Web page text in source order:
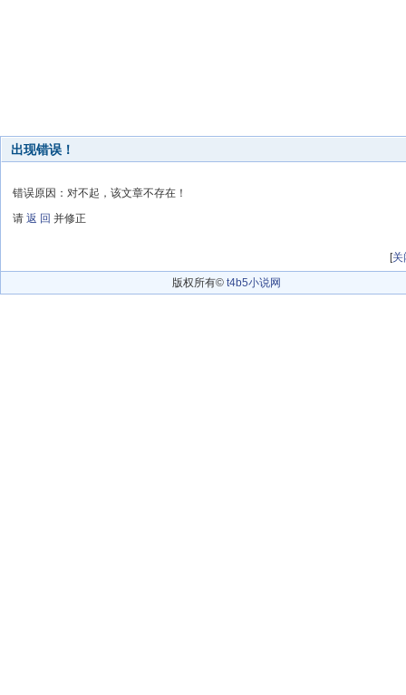
出现错误！
错误原因：对不起，该文章不存在！
请 返 回 并修正
[关
版权所有© t4b5小说网